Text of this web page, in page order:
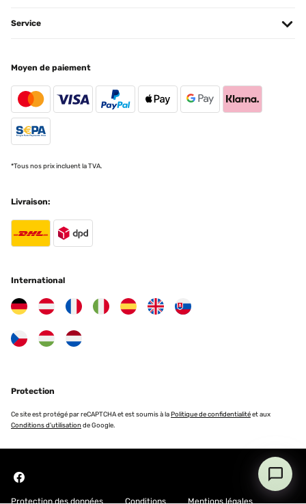
Service
Moyen de paiement
*Tous nos prix incluent la TVA.
Livraison:
International
Protection
Ce site est protégé par reCAPTCHA et est soumis à laPolitique de confidentialitéet aux
Conditions d'utilisationde Google.
Protection des données Conditions Mentions légales